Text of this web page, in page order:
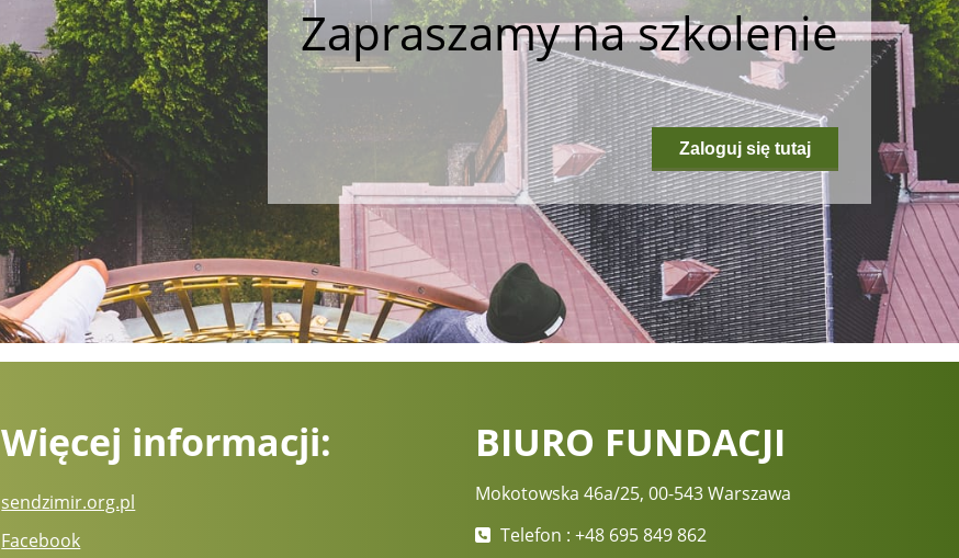
Zapraszamy na szkolenie
Zaloguj się tutaj
Więcej informacji:
sendzimir.org.pl
Facebook
BIURO FUNDACJI
Mokotowska 46a/25, 00-543 Warszawa
Telefon : +48 695 849 862